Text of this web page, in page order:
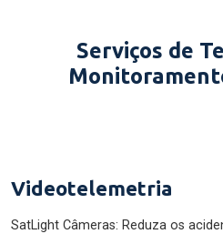
Serviços de
Videotelemetria
SatLight Câmeras: Reduza os